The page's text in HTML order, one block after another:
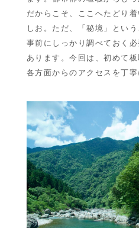
だからこそ、ここへたどり
しお。ただ、「秘境」とい
事前にしっかり調べておく
あります。今回は、初めて
各方面からのアクセスを丁寧